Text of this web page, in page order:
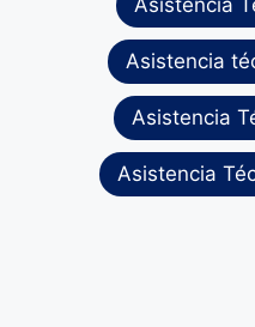
Asistencia
Asistencia
Asistencia
Asistencia